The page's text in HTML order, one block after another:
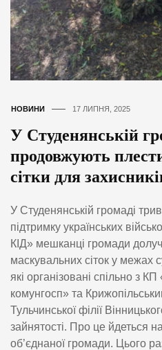
НОВИНИ 17 ЛИПНЯ, 2025
У Студенянській
продовжують
сітки для
У Студенянській громаді
підтримку українських
КІД» мешканці громади
маскувальних сіток у межах
які організовані спільно з
комунгосп» та
Тульчинської філії
зайнятості. Про це йдеться
об’єднаної громади. Цього